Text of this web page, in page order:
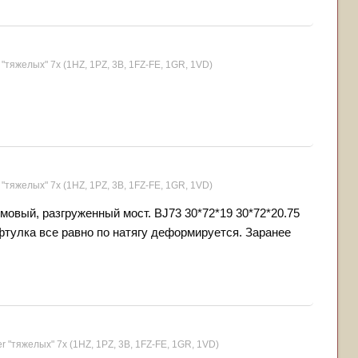
7x (1HZ, 1PZ, 3B, 1FZ-FE, 1GR, 1VD)
7x (1HZ, 1PZ, 3B, 1FZ-FE, 1GR, 1VD)
разгруженный мост. BJ73 30*72*19 30*72*20.75
все равно по натягу деформируется. Заранее
"тяжелых" 7x (1HZ, 1PZ, 3B, 1FZ-FE, 1GR, 1VD)